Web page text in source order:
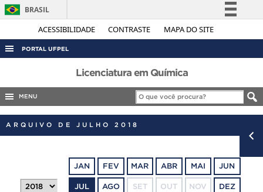
ACESSIBILIDADE CONTRASTE MAPA DO SITE
BRASIL
Simplifique!
Legislação
Canais
PORTAL UFPEL
ACESSO À INFORMAÇÃO
AUDITORIA
CONCURSOS
OUVIDORIA
Licenciatura em Química
MENU
ARQUIVO DE JULHO 2018
JAN FEV MAR ABR MAI JUN
JUL AGO SET OUT NOV DEZ